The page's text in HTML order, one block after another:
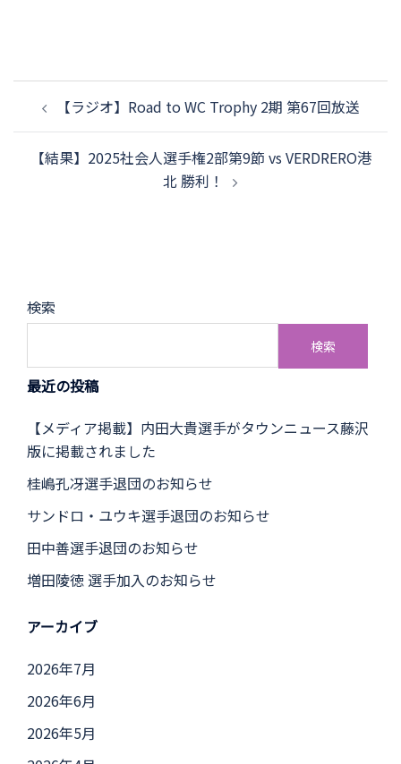
【ラジオ】Road to WC Trophy 2期 第67回放送
【結果】2025社会人選手権2部第9節 vs VERDRERO港
北 勝利！
検索
検索
最近の投稿
【メディア掲載】内田大貴選手がタウンニュース藤沢
版に掲載されました
桂嶋孔冴選手退団のお知らせ
サンドロ・ユウキ選手退団のお知らせ
田中善選手退団のお知らせ
増田陵徳 選手加入のお知らせ
アーカイブ
2026年7月
2026年6月
2026年5月